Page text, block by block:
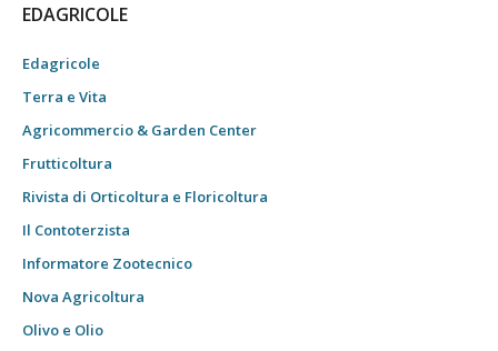
EDAGRICOLE
Edagricole
Terra e Vita
Agricommercio & Garden Center
Frutticoltura
Rivista di Orticoltura e Floricoltura
Il Contoterzista
Informatore Zootecnico
Nova Agricoltura
Olivo e Olio